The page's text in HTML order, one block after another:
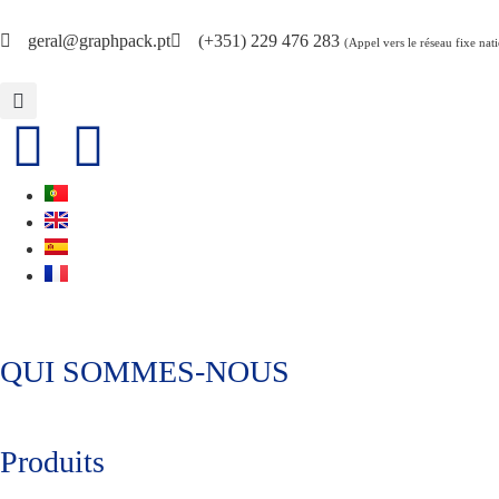
geral@graphpack.pt (+351) 229 476 283 (Appel vers le réseau fixe
QUI SOMMES-NOUS
Produits